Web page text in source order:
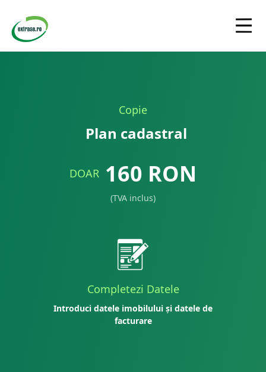
Copie
Plan cadastral
DOAR 160 RON
(TVA inclus)
Completezi Datele
Introduci datele imobilului și datele de
facturare